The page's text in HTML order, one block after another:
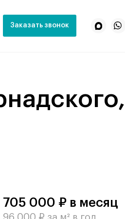
Заказать звонок
705 000 ₽ в месяц